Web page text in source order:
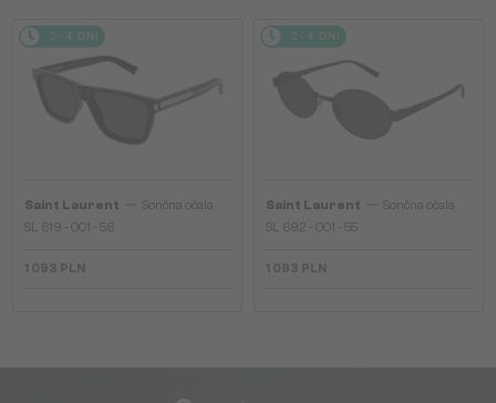
2-4 DNI
Saint Laurent
Sončna očala
SL 619 - 001 - 56
1 093 PLN
2-4 DNI
Saint Laurent
Sončna očala
SL 692 - 001 - 55
1 093 PLN